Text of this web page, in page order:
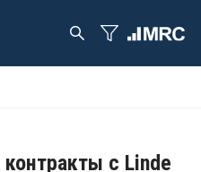
с Linde